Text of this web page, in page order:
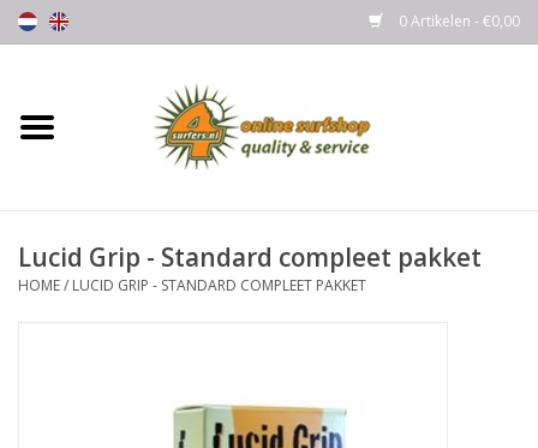
0 Artikelen - €0,00
Home
Wetsuits
Lucid Grip - Standard compleet pakket
HOME/ LUCID GRIP - STANDARD COMPLEET PAKKET